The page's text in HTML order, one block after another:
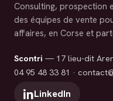
Consulting, prospection
des équipes de vente
affaires, en Corse et
Scontri — 17 lieu-dit
04 95 48 33 81 ·
LinkedIn